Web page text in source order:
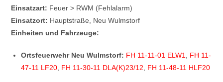
Einsatzart: Feuer > RWM (Fehlalarm)
Einsatzort: Hauptstraße, Neu Wulmstorf
Einheiten und Fahrzeuge:
Ortsfeuerwehr Neu Wulmstorf: FH 11-11-01 ELW1
FH 11-
47-11 LF20 FH 11-30-11 DLA(K)23/12 FH 11-48-11 HLF20